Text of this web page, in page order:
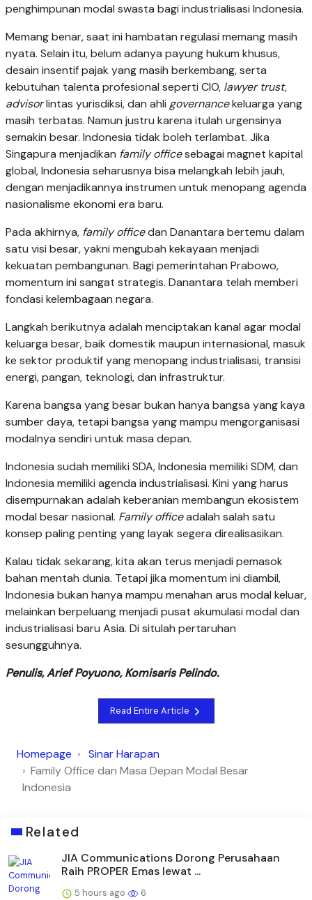
penghimpunan modal swasta bagi industrialisasi Indonesia.
Memang benar, saat ini hambatan regulasi memang masih
nyata. Selain itu, belum adanya payung hukum khusus,
desain insentif pajak yang masih berkembang, serta
kebutuhan talenta profesional seperti CIO, lawyer trust,
advisorlintas yurisdiksi, dan ahli governancekeluarga yang
masih terbatas. Namun justru karena itulah urgensinya
semakin besar. Indonesia tidak boleh terlambat. Jika
Singapura menjadikan family officesebagai magnet kapital
global, Indonesia seharusnya bisa melangkah lebih jauh,
dengan menjadikannya instrumen untuk menopang agenda
nasionalisme ekonomi era baru.
Pada akhirnya, family officedan Danantara bertemu dalam
satu visi besar, yakni mengubah kekayaan menjadi
kekuatan pembangunan. Bagi pemerintahan Prabowo,
momentum ini sangat strategis. Danantara telah memberi
fondasi kelembagaan negara.
Langkah berikutnya adalah menciptakan kanal agar modal
keluarga besar, baik domestik maupun internasional, masuk
ke sektor produktif yang menopang industrialisasi, transisi
energi, pangan, teknologi, dan infrastruktur.
Karena bangsa yang besar bukan hanya bangsa yang kaya
sumber daya, tetapi bangsa yang mampu mengorganisasi
modalnya sendiri untuk masa depan.
Indonesia sudah memiliki SDA, Indonesia memiliki SDM, dan
Indonesia memiliki agenda industrialisasi. Kini yang harus
disempurnakan adalah keberanian membangun ekosistem
modal besar nasional. Family officeadalah salah satu
konsep paling penting yang layak segera direalisasikan.
Kalau tidak sekarang, kita akan terus menjadi pemasok
bahan mentah dunia. Tetapi jika momentum ini diambil,
Indonesia bukan hanya mampu menahan arus modal keluar,
melainkan berpeluang menjadi pusat akumulasi modal dan
industrialisasi baru Asia. Di situlah pertaruhan
sesungguhnya.
Penulis, Arief Poyuono, Komisaris Pelindo.
Read Entire Article
Homepage
Sinar Harapan
Family Office dan Masa Depan Modal Besar
Indonesia
Related
JIA Communications Dorong Perusahaan
Raih PROPER Emas lewat ...
5 hours ago 6